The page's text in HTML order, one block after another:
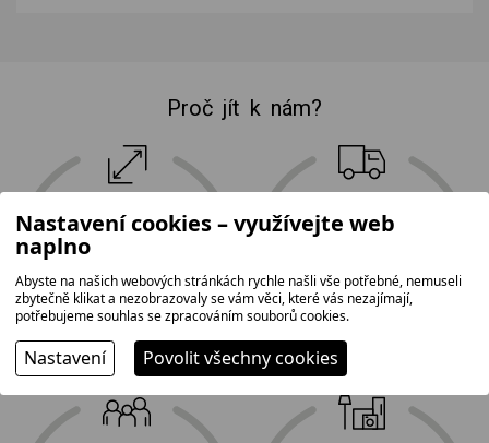
Proč jít k nám?
největší prodejní
plocha na Vysočině
1 500 m2
doprava
instalace zdarma
Nastavení cookies – využívejte web
naplno
Abyste na našich webových stránkách rychle našli vše potřebné, nemuseli
zbytečně klikat a nezobrazovaly se vám věci, které vás nezajímají,
potřebujeme souhlas se zpracováním souborů cookies.
Nastavení Povolit všechny cookies